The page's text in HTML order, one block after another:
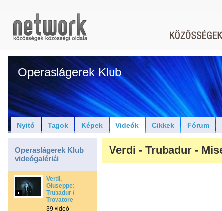
Operaslágerek Klub
Nyitó Tagok Képek Videók Cikkek Fórum
Operaslágerek Klub
videógalériái
Verdi,
Giuseppe:
Trubadur /
Trovatore
39 videó
Verdi - Trubadur -